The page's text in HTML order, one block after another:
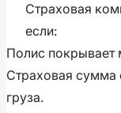
Страховая
если:
Полис покрывает
Страховая сумма
груза.